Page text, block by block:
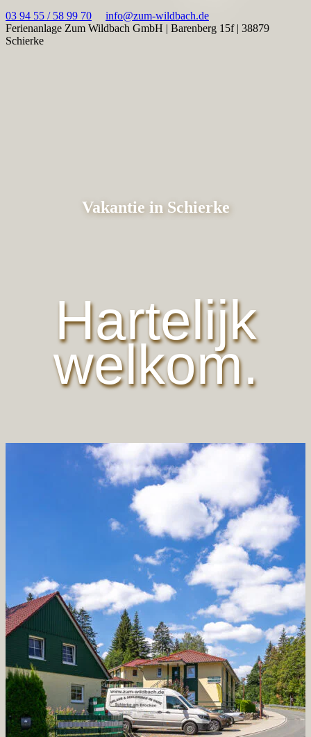
03 94 55 / 58 99 70
info@zum-wildbach.de
Ferienanlage Zum Wildbach GmbH | Barenberg 15f | 38879
Schierke
Vakantie in Schierke
Hartelijk
welkom.